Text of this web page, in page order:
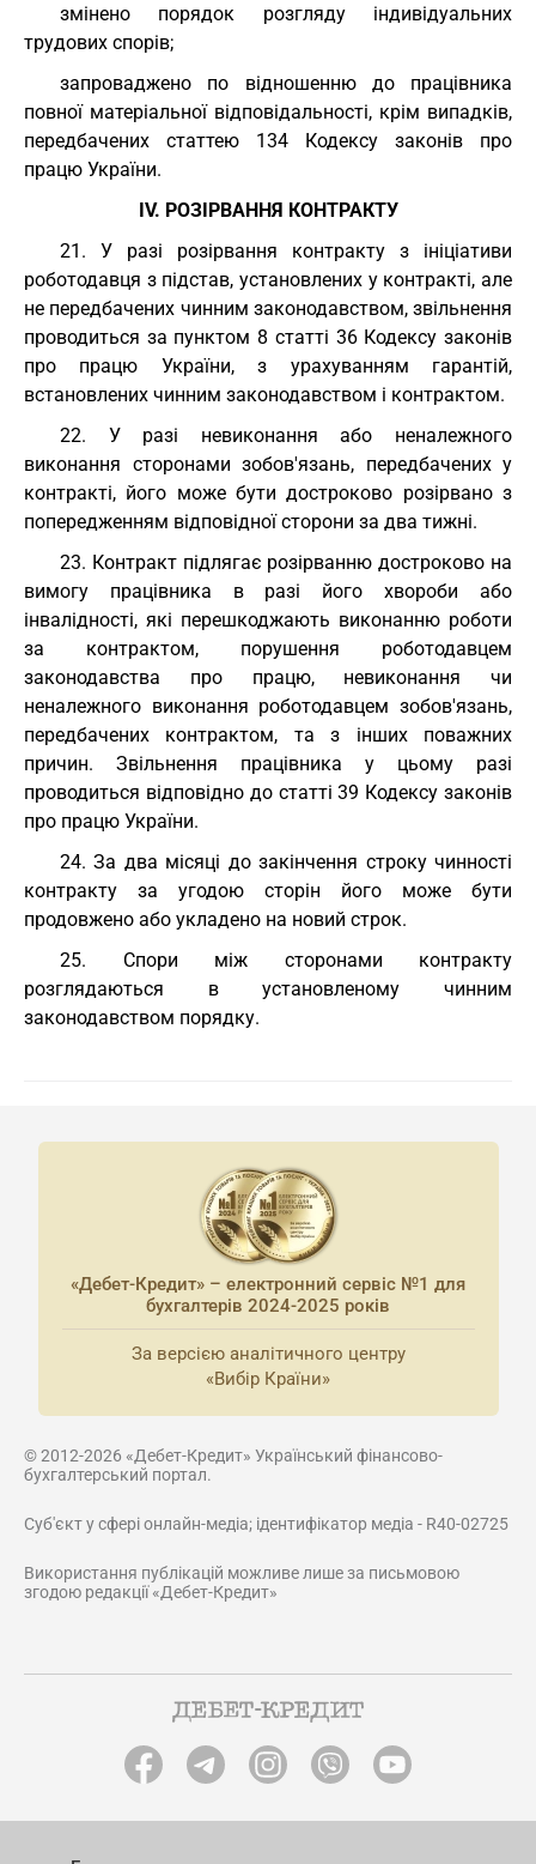
змінено порядок розгляду індивідуальних
трудових спорів;
запроваджено по відношенню до працівника
повної матеріальної відповідальності, крім випадків,
передбачених статтею 134 Кодексу законів про
працю України.
IV. РОЗІРВАННЯ КОНТРАКТУ
21. У разі розірвання контракту з ініціативи
роботодавця з підстав, установлених у контракті, але
не передбачених чинним законодавством, звільнення
проводиться за пунктом 8 статті 36 Кодексу законів
про працю України, з урахуванням гарантій,
встановлених чинним законодавством і контрактом.
22. У разі невиконання або неналежного
виконання сторонами зобов'язань, передбачених у
контракті, його може бути достроково розірвано з
попередженням відповідної сторони за два тижні.
23. Контракт підлягає розірванню достроково на
вимогу працівника в разі його хвороби або
інвалідності, які перешкоджають виконанню роботи
за контрактом, порушення роботодавцем
законодавства про працю, невиконання чи
неналежного виконання роботодавцем зобов'язань,
передбачених контрактом, та з інших поважних
причин. Звільнення працівника у цьому разі
проводиться відповідно до статті 39 Кодексу законів
про працю України.
24. За два місяці до закінчення строку чинності
контракту за угодою сторін його може бути
продовжено або укладено на новий строк.
25. Спори між сторонами контракту
розглядаються в установленому чинним
законодавством порядку.
«Дебет-Кредит» – електронний сервіс №1 для
бухгалтерів 2024-2025 років
За версією аналітичного центру
«Вибір Країни»
© 2012-2026 «Дебет-Кредит» Український фінансово-
бухгалтерський портал.
Суб'єкт у сфері онлайн-медіа; ідентифікатор медіа - R40-02725
Використання публікацій можливе лише за письмовою
згодою редакції «Дебет-Кредит»